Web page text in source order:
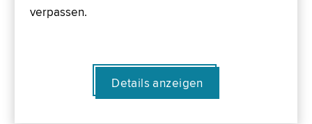
verpassen.
Details anzeigen